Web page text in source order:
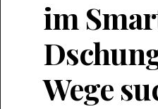
im
Wege